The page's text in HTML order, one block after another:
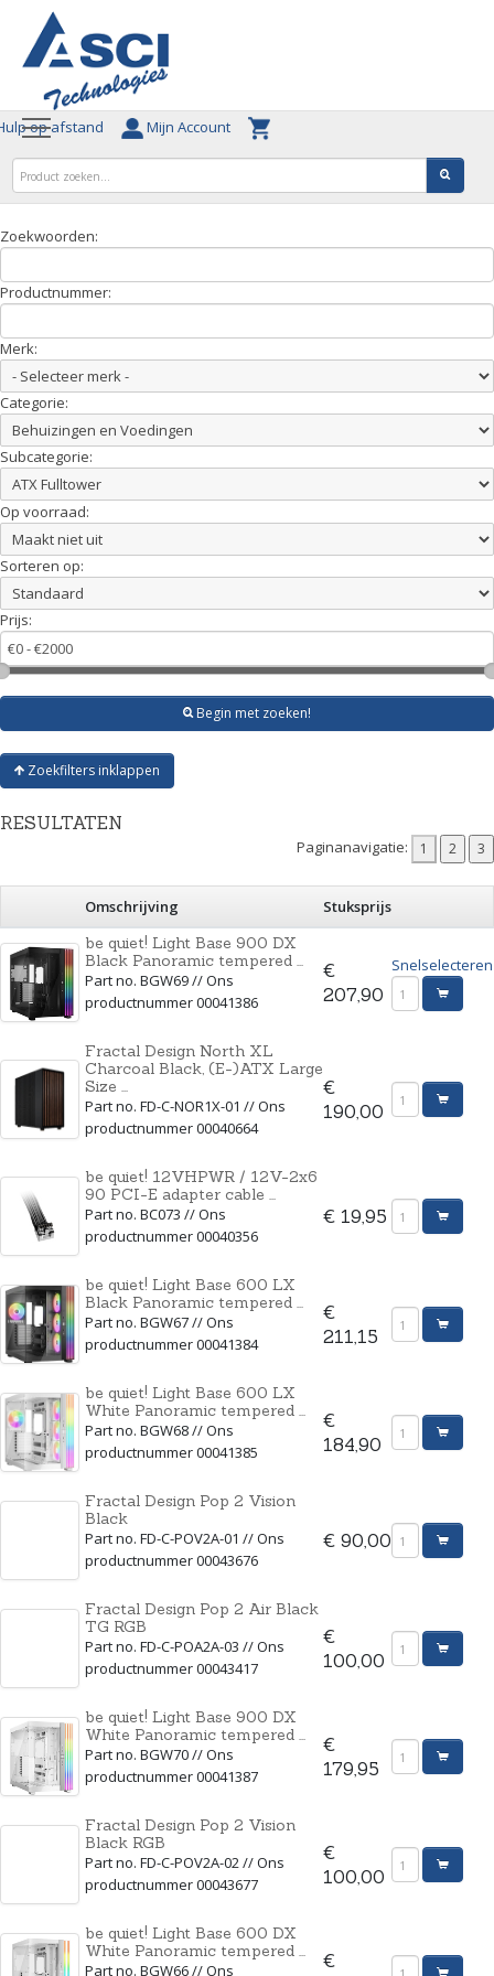
op afstand Mijn Account
Zoekwoorden:
Productnummer:
Merk:
Categorie:
Subcategorie:
Op voorraad:
Sorteren op:
Prijs:
Begin met zoeken!
Zoekfilters inklappen
RESULTATEN
Paginanavigatie:
Omschrijving
Stuksprijs
be quiet! Light Base 900 DX
Black Panoramic tempered ...
Part no. BGW69 // Ons
productnummer 00041386
€
207,90
Snelselecteren
Fractal Design North XL
Charcoal Black, (E-)ATX Large
Size ...
Part no. FD-C-NOR1X-01 // Ons
productnummer 00040664
€
190,00
be quiet! 12VHPWR / 12V-2x6
90 PCI-E adapter cable ...
Part no. BC073 // Ons
productnummer 00040356
€ 19,95
be quiet! Light Base 600 LX
Black Panoramic tempered ...
Part no. BGW67 // Ons
productnummer 00041384
€
211,15
be quiet! Light Base 600 LX
White Panoramic tempered ...
Part no. BGW68 // Ons
productnummer 00041385
€
184,90
Fractal Design Pop 2 Vision
Black
Part no. FD-C-POV2A-01 // Ons
productnummer 00043676
€ 90,00
Fractal Design Pop 2 Air Black
TG RGB
Part no. FD-C-POA2A-03 // Ons
productnummer 00043417
€
100,00
be quiet! Light Base 900 DX
White Panoramic tempered ...
Part no. BGW70 // Ons
productnummer 00041387
€
179,95
Fractal Design Pop 2 Vision
Black RGB
Part no. FD-C-POV2A-02 // Ons
productnummer 00043677
€
100,00
be quiet! Light Base 600 DX
White Panoramic tempered ...
Part no. BGW66 // Ons
€